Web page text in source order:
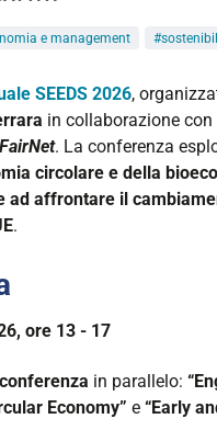
e management
eventi/2026/dicembre/
SEEDS 2026,
in collaborazione con
. La conferenza
circolare e della
ad affrontare il
.
ore 13 - 17
in parallelo:
Economy” e “Early